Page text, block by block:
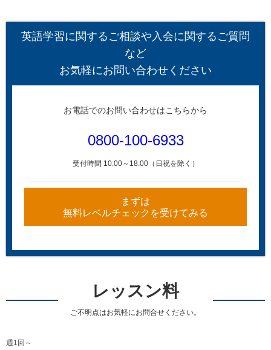
英語学習に関するご相談や入会に関するご質問
など
お気軽にお問い合わせください
お電話でのお問い合わせはこちらから
0800-100-6933
受付時間 10:00～18:00（日祝を除く）
まずは
無料レベルチェックを受けてみる
レッスン料
ご不明点はお気軽にお問合せください。
週1回～